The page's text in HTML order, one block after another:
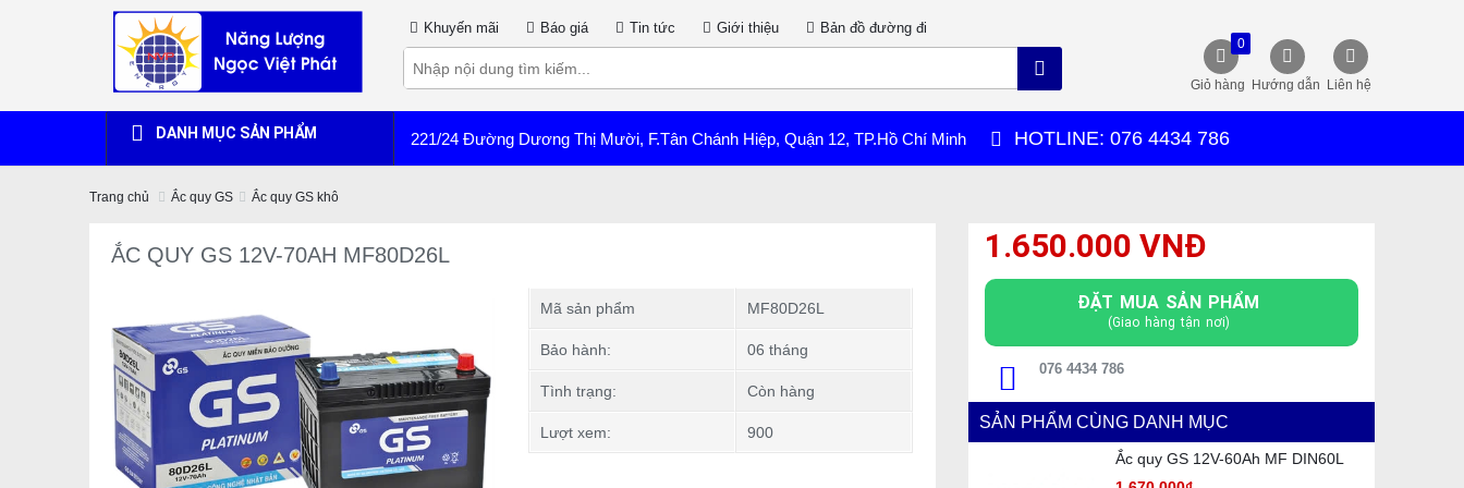
Khuyến mãi Báo giá Tin tức Giới thiệu Bản đồ đường đi
Giỏ hàng
0
Hướng dẫn Liên hệ
DANH MỤC SẢN PHẨM 221/24 Đường Dương Thị Mười, F.Tân Chánh Hiệp, Quận 12, TP.Hồ Chí Minh HOTLINE: 076 4434 786
Trang chủ Ắc quy GS Ắc quy GS khô
ẮC QUY GS 12V-70AH MF80D26L
Mã sản phẩm MF80D26L
Bảo hành: 06 tháng
Tình trạng: Còn hàng
Lượt xem: 900
1.650.000 VNĐ
ĐẶT MUA SẢN PHẨM
(Giao hàng tận nơi)
076 4434 786
SẢN PHẨM CÙNG DANH MỤC
Ắc quy GS 12V-60Ah MF DIN60L